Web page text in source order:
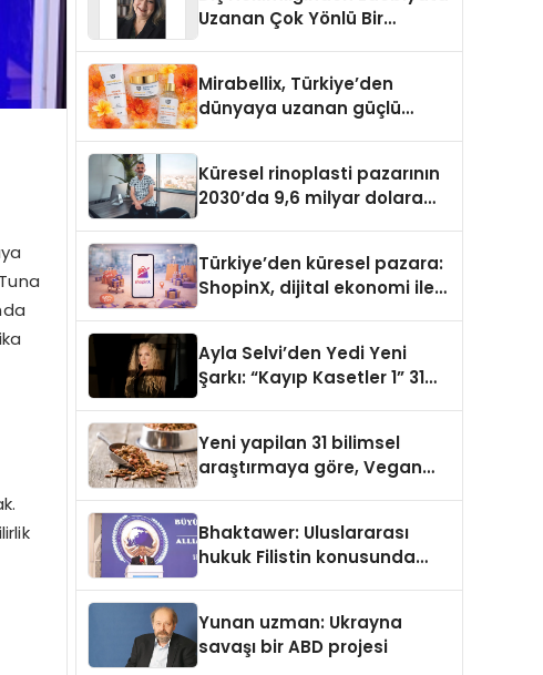
Uzanan Çok Yönlü Bir
Mirabellix, Türkiye’den
dünyaya uzanan güçlü
Küresel rinoplasti pazarının
2030’da 9,6 milyar dolara
Türkiye’den küresel pazara:
ShopinX, dijital ekonomi ile
Ayla Selvi’den Yedi Yeni
Şarkı: “Kayıp Kasetler 1” 31
Yeni yapilan 31 bilimsel
araştırmaya göre, Vegan
Sindirildiğini Ortaya Koydu
Bhaktawer: Uluslararası
hukuk Filistin konusunda
Yunan uzman: Ukrayna
savaşı bir ABD projesi